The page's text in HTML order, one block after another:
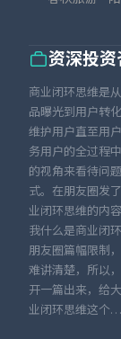
资深投
商业闭环思维是
品曝光到用户转
维护用户直至用
务用户的全过程
的视角来看待问
式。在朋友圈发
业闭环思维的内
我什么是商业闭
朋友圈篇幅限制
难讲清楚，所以
开一篇出来，给
业闭环思维这个…